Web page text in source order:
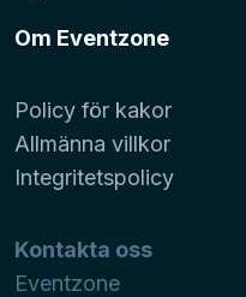
Om Eventzone
Policy för kakor
Allmänna villkor
Integritetspolicy
Kontakta oss
Eventzone